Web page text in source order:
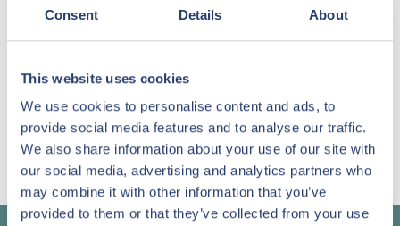
Consent Details About
This website uses cookies
We use cookies to personalise content and ads, to
provide social media features and to analyse our traffic.
We also share information about your use of our site with
our social media, advertising and analytics partners who
may combine it with other information that you’ve
provided to them or that they’ve collected from your use
J'autorise le traitement de mes informations
personnelles en conformité avec laPolitique de
confidentialité